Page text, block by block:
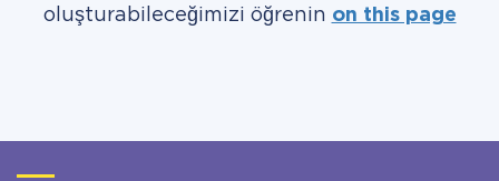
oluşturabileceğimizi öğrenin on this page